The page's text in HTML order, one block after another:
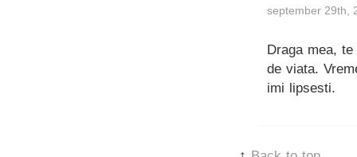
september 29th,
Draga mea,
de viata.
imi lipsesti.